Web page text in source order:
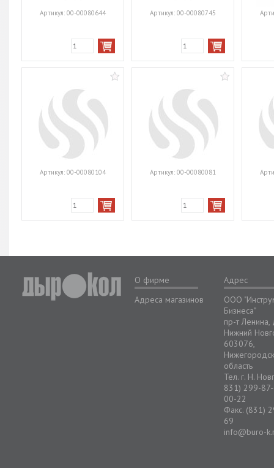
Артикул: 00-00080644 Артикул: 00-00080745
Артикул: 00-00080104 Артикул: 00-00080081
О фирме
Адреса магазинов
Адрес
ООО
Бизнеса"
пр-т
Нижний
603076,
область
Тел. г. Н.
831) 299-
00-22
Факс. (831)
69
info@buro-